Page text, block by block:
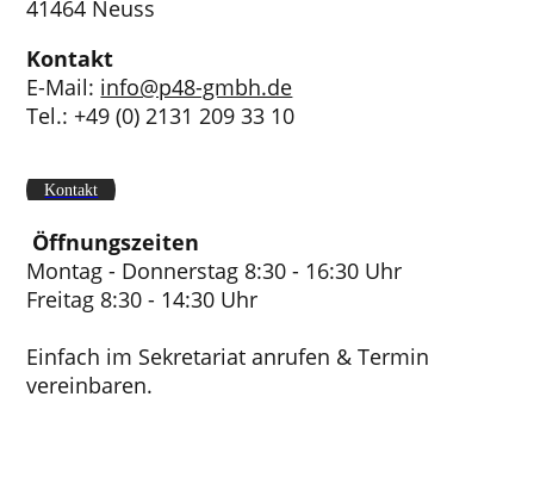
41464 Neuss
Kontakt
E-Mail: info@p48-gmbh.de
Tel.: +49 (0) 2131 209 33 10
Kontakt
Öffnungszeiten
Montag - Donnerstag 8:30 - 16:30 Uhr
Freitag 8:30 - 14:30 Uhr
Einfach im Sekretariat anrufen & Termin
vereinbaren.